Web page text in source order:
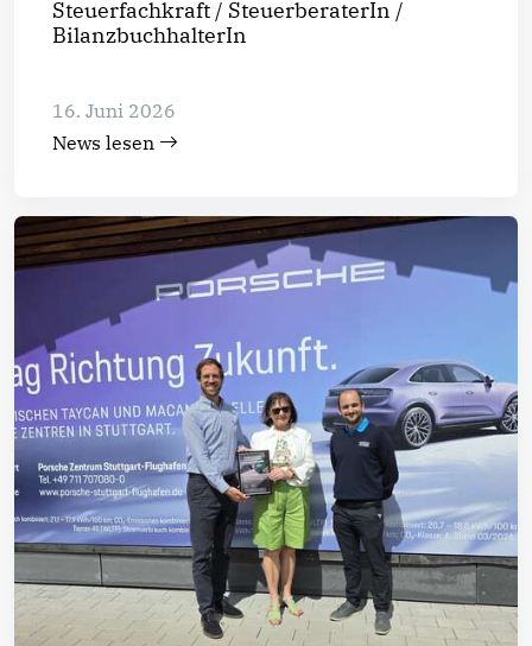
Steuerfachkraft / SteuerberaterIn /
BilanzbuchhalterIn
16. Juni 2026
News lesen